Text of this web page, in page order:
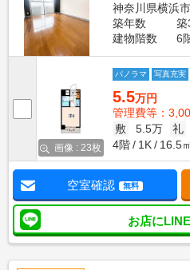
神奈川県横浜
築年数
築
建物階数
6
画像 : 23枚
パノラマ 写真充実
5.5万円
管理費等：
敷
5.5万 礼
4階
1K 16.5
空室確認 無料
お店に